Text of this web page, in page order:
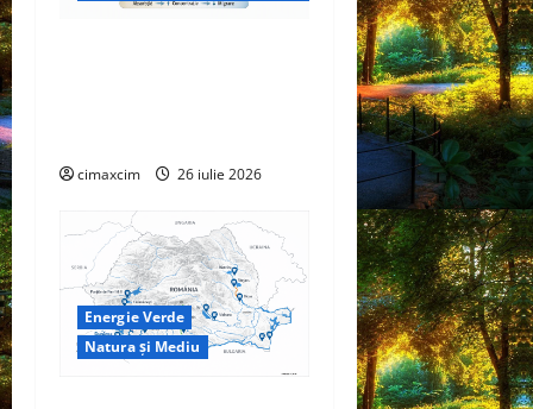
cimaxcim 26 iulie 2026
Energie Verde
Natura și Mediu